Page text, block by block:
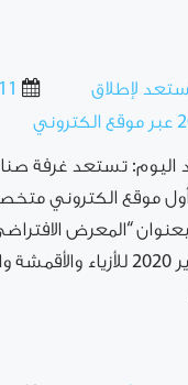
لإطلاق
اليوم: تستعد غرفة
أول موقع الكتروني
“المعرض
التصديري … خان الحرير 2020 للأزياء